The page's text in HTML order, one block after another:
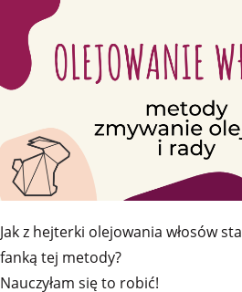
Jak z hejterki olejowania włosów
fanką tej metody?
Nauczyłam się to robić!